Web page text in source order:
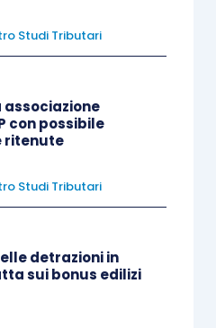
Studi Tributari
con possibile
ritenute
Studi Tributari
detrazioni in
sui bonus edilizi